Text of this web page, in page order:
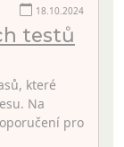
18.10.2024
testů
které
Na
pro